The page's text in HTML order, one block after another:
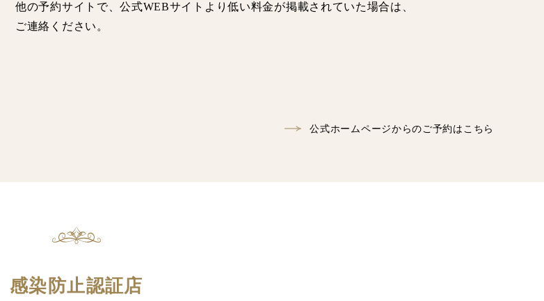
他の予約サイトで、公式WEBサイトより低い料金が掲載されていた場合は、
ご連絡ください。
公式ホームページからのご予約はこちら
感染防止認証店